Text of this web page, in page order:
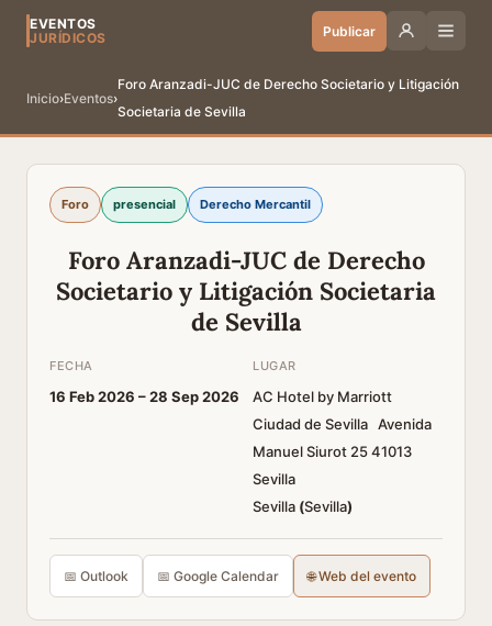
EVENTOS
JURÍDICOS
Publicar
Inicio›Eventos›
Foro Aranzadi-JUC de Derecho Societario y Litigación
Societaria de Sevilla
Foro presencial Derecho Mercantil
Foro Aranzadi-JUC de Derecho
Societario y Litigación Societaria
de Sevilla
FECHA
16 Feb 2026 –28 Sep 2026
LUGAR
AC Hotel by Marriott
Ciudad de Sevilla Avenida
Manuel Siurot 25 41013
Sevilla
Sevilla (Sevilla)
📅 Outlook 📅 Google Calendar 🌐 Web del evento